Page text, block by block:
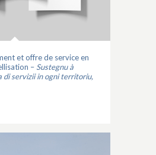
et offre de service en
– Sustegnu à
di servizii in ogni territoriu,